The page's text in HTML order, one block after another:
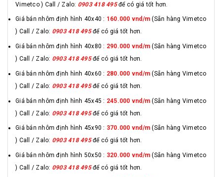
Vimetco ) Call / Zalo: 0903 418 495để có giá tốt hơn.
Giá bán nhôm định hình 40x40 : 160.000 vnd/m (Sẵn hàng Vimetco
) Call / Zalo: 0903 418 495để có giá tốt hơn.
Giá bán nhôm định hình 40x80 : 290.000 vnd/m (Sẵn hàng Vimetco
) Call / Zalo: 0903 418 495để có giá tốt hơn.
Giá bán nhôm định hình 40x60 : 280.000 vnd/m (Sẵn hàng Vimetco
) Call / Zalo: 0903 418 495để có giá tốt hơn.
Giá bán nhôm định hình 45x45 : 245.000 vnd/m (Sẵn hàng Vimetco
) Call / Zalo: 0903 418 495để có giá tốt hơn.
Giá bán nhôm định hình 45x90 : 370.000 vnd/m(Sẵn hàng Vimetco
) Call / Zalo: 0903 418 495để có giá tốt hơn.
Giá bán nhôm định hình 50x50 : 320.000 vnd/m (Sẵn hàng Vimetco
) Call / Zalo: 0903 418 495để có giá tốt hơn.